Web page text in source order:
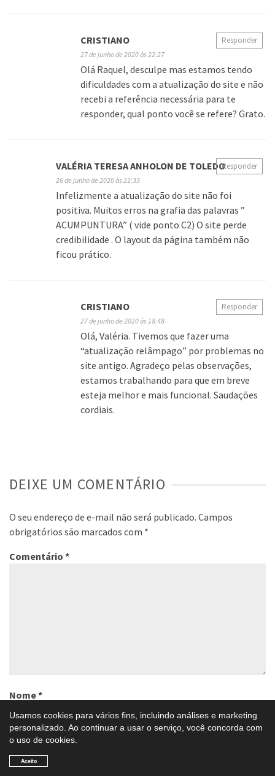
CRISTIANO
27 de junho de 2020 às 22:27
Olá Raquel, desculpe mas estamos tendo
dificuldades com a atualização do site e não
recebi a referência necessária para te
responder, qual ponto você se refere? Grato.
Responder
VALÉRIA TERESA ANHOLON DE TOLEDO
26 de junho de 2020 às 21:33
Infelizmente a atualização do site não foi
positiva. Muitos erros na grafia das palavras ”
ACUMPUNTURA” ( vide ponto C2) O site perde
credibilidade . O layout da página também não
ficou prático.
Responder
CRISTIANO
27 de junho de 2020 às 18:48
Olá, Valéria. Tivemos que fazer uma
“atualização relâmpago” por problemas no
site antigo. Agradeço pelas observações,
estamos trabalhando para que em breve
esteja melhor e mais funcional. Saudações
cordiais.
Responder
DEIXE UM COMENTÁRIO
O seu endereço de e-mail não será publicado. Campos
obrigatórios são marcados com *
Comentário *
Nome*
E-mail*
Usamos cookies para vários fins, incluindo análises e marketing
personalizado. Ao continuar a usar o serviço, você concorda com
o uso de cookies.
Aceito